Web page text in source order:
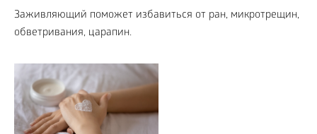
Заживляющий поможет избавиться от ран, микротрещин,
обветривания, царапин.